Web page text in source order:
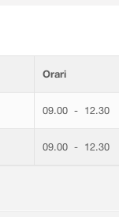
Orari
09.00 - 12.30
09.00 - 12.30